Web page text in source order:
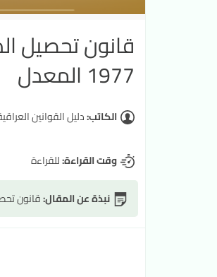
1977 المعدل
الكاتب:دليل القوانين
وقت القراءة:للقراءة
نبذة عن المقال:قانون تحصيل